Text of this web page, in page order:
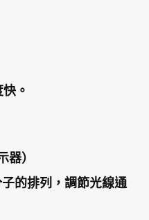
。
器）
的排列，調節光線通